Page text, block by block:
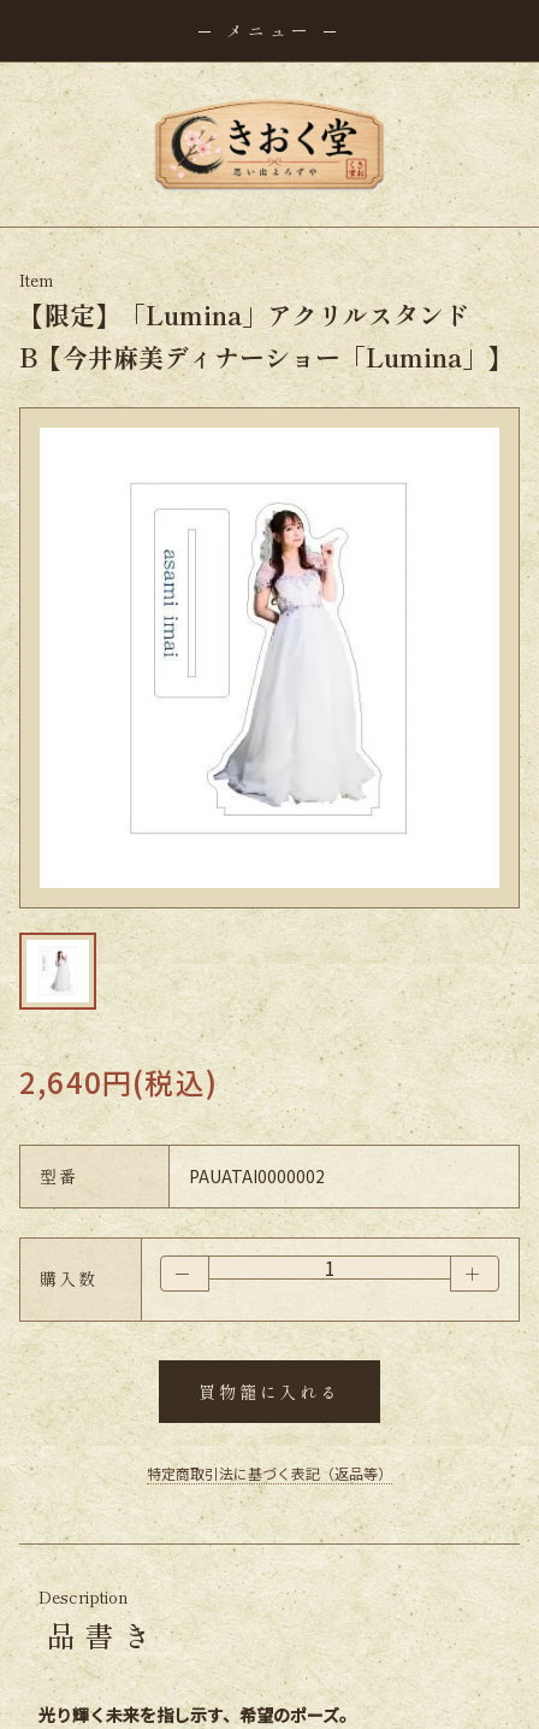
─ メニュー ─
Item
【限定】「Lumina」アクリルスタンド
B【今井麻美ディナーショー「Lumina」】
2,640円(税込)
型番 PAUATAI0000002
購入数 － ＋
買物籠に入れる
特定商取引法に基づく表記（返品等）
Description
品書き
光り輝く未来を指し示す、希望のポーズ。